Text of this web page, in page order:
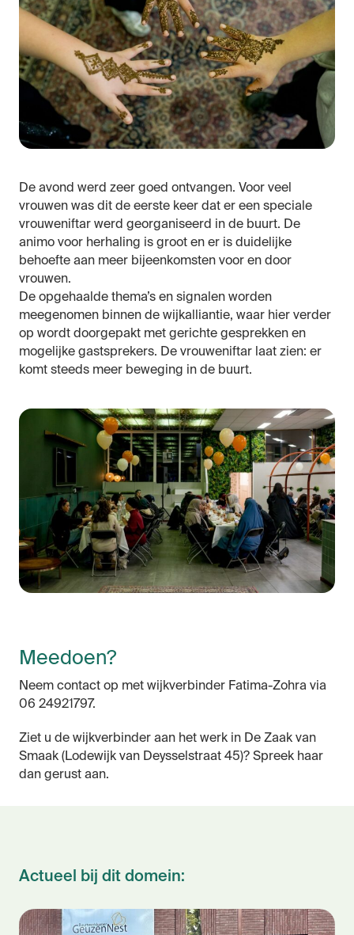
De avond werd zeer goed ontvangen. Voor veel
vrouwen was dit de eerste keer dat er een speciale
vrouweniftar werd georganiseerd in de buurt. De
animo voor herhaling is groot en er is duidelijke
behoefte aan meer bijeenkomsten voor en door
vrouwen.
De opgehaalde thema’s en signalen worden
meegenomen binnen de wijkalliantie, waar hier verder
op wordt doorgepakt met gerichte gesprekken en
mogelijke gastsprekers. De vrouweniftar laat zien: er
komt steeds meer beweging in de buurt.
Meedoen?
Neem contact op met wijkverbinder Fatima-Zohra via
06 24921797.
Ziet u de wijkverbinder aan het werk in De Zaak van
Smaak (Lodewijk van Deysselstraat 45)? Spreek haar
dan gerust aan.
Actueel bij dit domein: